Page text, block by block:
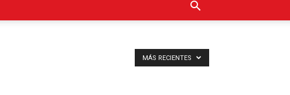
MÁS RECIENTES